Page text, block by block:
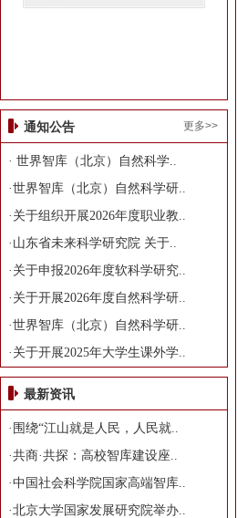
通知公告 更多>>
· 世界智库（北京）自然科学..
·世界智库（北京）自然科学研..
· 关于组织开展2026年度职业教..
· 山东省未来科学研究院 关于..
· 关于申报2026年度软科学研究..
· 关于开展2026年度自然科学研..
·世界智库（北京）自然科学研..
· 关于开展2025年大学生课外学..
最新资讯
· 围绕“江山就是人民，人民就..
·共商·共探：高校智库建设座..
·中国社会科学院国家高端智库..
·北京大学国家发展研究院举办..